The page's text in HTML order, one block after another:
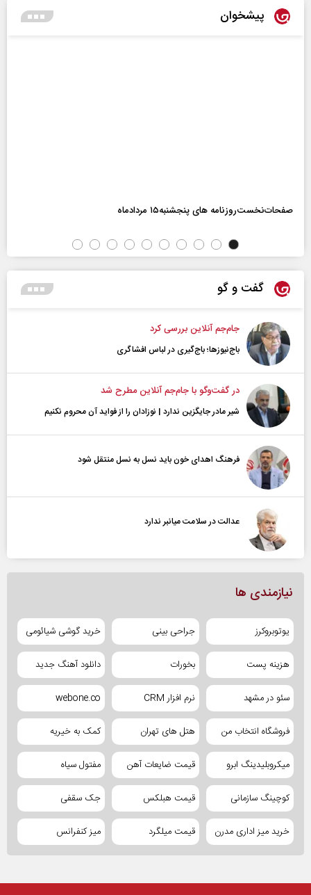
پیشخوان
صفحات‌نخست‌روزنامه ها‌ی پنجشنبه‌۱۵ مردادماه
گفت و گو
جام‌جم آنلاین بررسی کرد
باج‌نیوزها؛ باج‌گیری در لباس افشاگری
در گفت‌و‌گو با جام‌جم آنلاین مطرح شد
شیر مادر جایگزین ندارد | نوزادان را از فواید آن محروم نکنیم
فرهنگ اهدای خون باید نسل به نسل منتقل شود
عدالت در سلامت میانبر ندارد
نیازمندی ها
یوتوبروکرز جراحی بینی خرید گوشی شیائومی
هزینه پست بخورات دانلود آهنگ جدید
سئو در مشهد نرم افزار CRM webone.co
فروشگاه انتخاب من هتل های تهران کمک به خیریه
میکروبلیدینگ ابرو قیمت ضایعات آهن مفتول سیاه
کوچینگ سازمانی قیمت هبلکس جک سقفی
خرید میز اداری مدرن قیمت میلگرد میز کنفرانس